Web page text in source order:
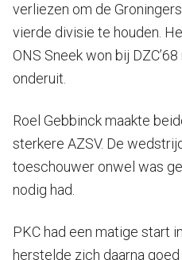
verliezen om de
vierde divisie te houden.
ONS Sneek won bij
onderuit.
Roel Gebbinck maakte
sterkere AZSV. De
toeschouwer onwel was
nodig had.
PKC had een matige start
herstelde zich daarna